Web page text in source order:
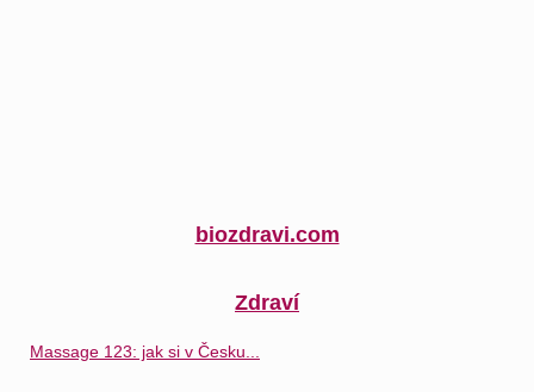
biozdravi.com
Zdraví
Massage 123: jak si v Česku...